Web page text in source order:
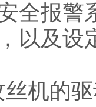
全报警
以及设
机的